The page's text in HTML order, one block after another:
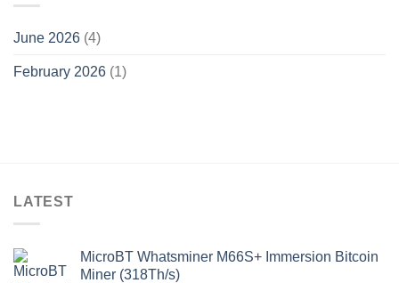
June 2026 (4)
February 2026 (1)
LATEST
MicroBT Whatsminer M66S+ Immersion Bitcoin
Miner (318Th/s)